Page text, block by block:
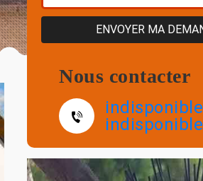
Nous contacter
indisponible
indisponible